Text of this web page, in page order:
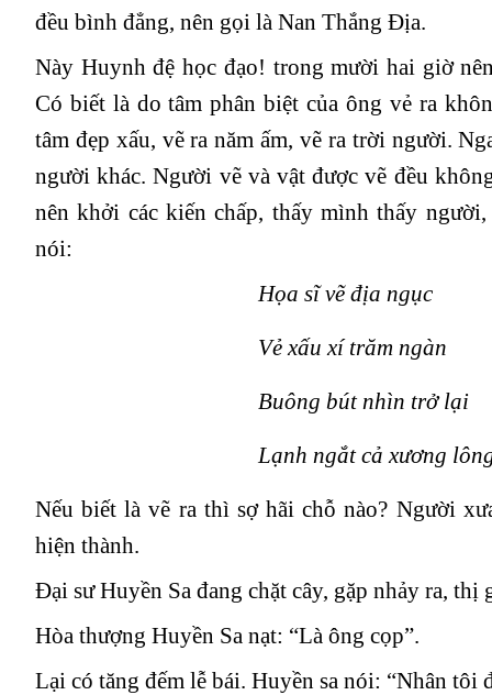
đều bình đẳng, nên gọi là Nan Thắng Địa.
Này Huynh đệ học đạo! trong mười hai giờ
Có biết là do tâm phân biệt của ông vẻ ra
tâm đẹp xấu, vẽ ra năm ấm, vẽ ra trời người.
người khác. Người vẽ và vật được vẽ đều
nên khởi các kiến chấp, thấy mình thấy
nói:
Họa sĩ vẽ địa ngục
Vẻ xấu xí trăm ngàn
Buông bút nhìn trở lại
Lạnh ngắt cả xương
Nếu biết là vẽ ra thì sợ hãi chỗ nào? Người
hiện thành.
Đại sư Huyền Sa đang chặt cây, gặp nhảy ra, thị
Hòa thượng Huyền Sa nạt: “Là ông cọp”.
Lại có tăng đếm lễ bái. Huyền sa nói: “Nhân tôi